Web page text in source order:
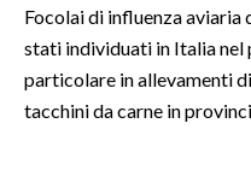
SPETTACOLI
GOSSIP
Focolai di influenza
stati individuati in Italia nel
particolare in allevamenti
tacchini da carne in